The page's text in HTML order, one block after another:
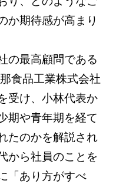
か期待感が高まり
の最高顧問である
食品工業株式会社
受け、小林代表か
期や青年期を経て
たのかを解説され
から社員のことを
「あり方がすべ